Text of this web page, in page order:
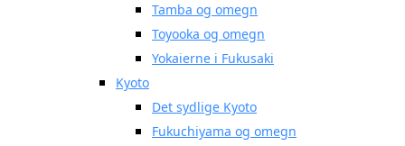
Tamba og omegn
Toyooka og omegn
Yokaierne i Fukusaki
Kyoto
Det sydlige Kyoto
Fukuchiyama og omegn